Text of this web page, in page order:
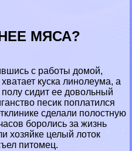
МЯСА?
с работы домой,
куска линолеума, а
сидит ее довольный
песик поплатился
сделали полостную
боролись за жизнь
хозяйке целый лоток
питомец.